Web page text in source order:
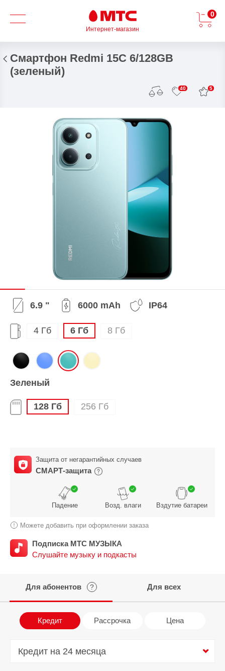
Интернет-магазин
0
Смартфон Redmi 15C 6/128GB
(зеленый)
40 5
6.9 " 6000 mAh IP64
4 Гб 6 Гб 8 Гб
Зеленый
128 Гб 256 Гб
Защита от негарантийных случаев
СМАРТ-защита
Падение Возд. влаги Вздутие батареи
Можете добавить при оформлении заказа
Подписка МТС МУЗЫКА
Слушайте музыку и подкасты
Для абонентов ? Для всех
Кредит Рассрочка Цена
Кредит на 24 месяца
Кредит на 24 месяца